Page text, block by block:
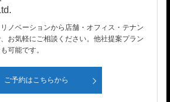
ノベーションから店舗・オフィス・テナン
お気軽にご相談ください。他社提案プラン
可能です。
ご予約はこちらから